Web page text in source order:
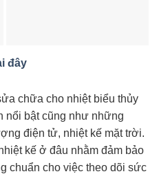
đây
chữa cho nhiệt biểu thủy
nổi bật cũng như những
điện tử, nhiệt kế mặt trời.
kế ở đâu nhằm đảm bảo
chuẩn cho việc theo dõi sức